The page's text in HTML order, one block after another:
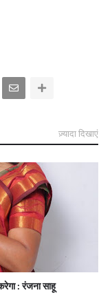
ज़्यादा दिखाएं
: रंजना साहू